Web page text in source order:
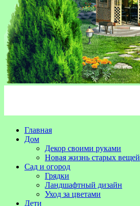
Главная
Дом
Декор своими руками
Новая жизнь старых вещей
Сад и огород
Грядки
Ландшафтный дизайн
Уход за цветами
Дети